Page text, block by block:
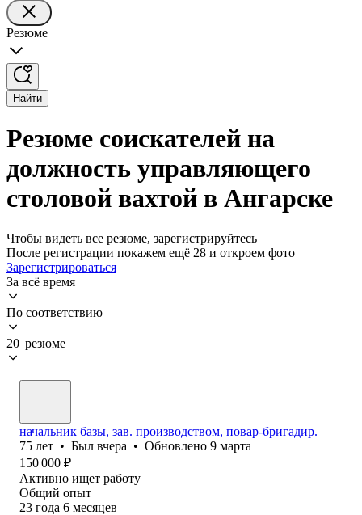
Резюме
Найти
Резюме соискателей на
должность управляющего
столовой вахтой в Ангарске
Чтобы видеть все резюме, зарегистрируйтесь
После регистрации покажем ещё 28 и откроем фото
Зарегистрироваться
За всё время
По соответствию
20 резюме
начальник базы, зав. производством, повар-бригадир.
75 лет • Был вчера • Обновлено 9 марта
150 000 ₽
Активно ищет работу
Общий опыт
23 года 6 месяцев